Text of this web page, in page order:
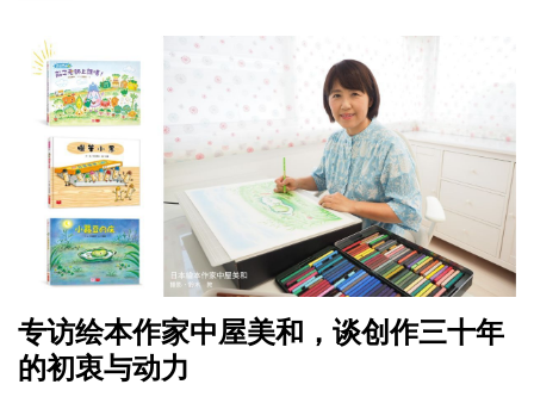
专访绘本作家中屋美和，谈创作三十年
的初衷与动力